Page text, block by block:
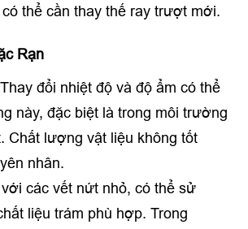
thể cần thay thế ray trượt mới.
Rạn
đổi nhiệt độ và độ ẩm có thể
này, đặc biệt là trong môi trường
Chất lượng vật liệu không tốt
nhân.
các vết nứt nhỏ, có thể sử
liệu trám phù hợp. Trong